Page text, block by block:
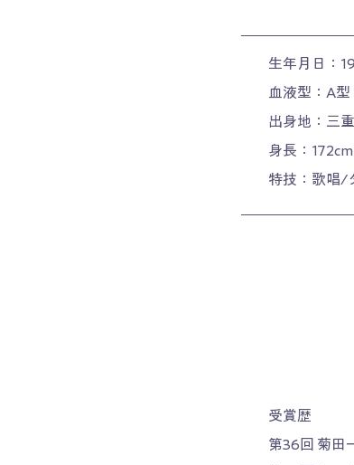
生年月日：
血液型：A型
出身地：三
身長：172cm
特技：歌唱/
受賞歴
第36回 菊田